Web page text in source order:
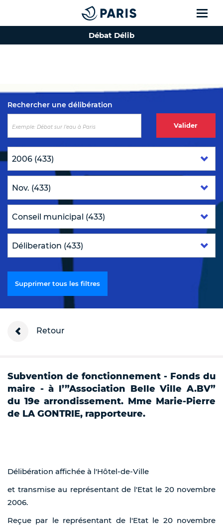
Top of the page
Débat Délib
Rechercher une délibération
Valider
Supprimer tous les filtres
Retour
Subvention de fonctionnement - Fonds du
maire - à l’”Association Belle Ville A.BV”
du 19e arrondissement. Mme Marie-Pierre
de LA GONTRIE, rapporteure.
Délibération affichée à l'Hôtel-de-Ville
et transmise au représentant de l'Etat le 20 novembre
2006.
Reçue par le représentant de l'Etat le 20 novembre